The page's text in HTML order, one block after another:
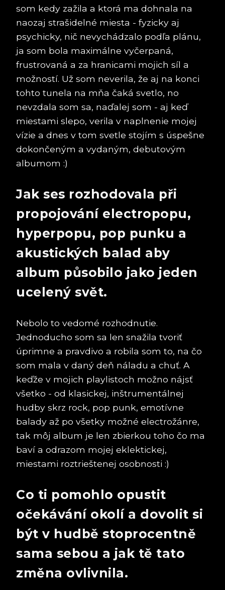
som kedy zažila a ktorá ma dohnala na
naozaj strašidelné miesta - fyzicky aj
psychicky, nič nevychádzalo podľa plánu,
ja som bola maximálne vyčerpaná,
frustrovaná a za hranicami mojich síl a
možností. Už som neverila, že aj na konci
tohto tunela na mňa čaká svetlo, no
nevzdala som sa, naďalej som - aj keď
miestami slepo, verila v naplnenie mojej
vízie a dnes v tom svetle stojím s úspešne
dokončeným a vydaným, debutovým
albumom :)
Jak ses rozhodovala při
propojování electropopu,
hyperpopu, pop punku a
akustických balad aby
album působilo jako jeden
ucelený svět.
Nebolo to vedomé rozhodnutie.
Jednoducho som sa len snažila tvoriť
úprimne a pravdivo a robila som to, na čo
som mala v daný deň náladu a chuť. A
keďže v mojich playlistoch možno nájsť
všetko - od klasickej, inštrumentálnej
hudby skrz rock, pop punk, emotívne
balady až po všetky možné electrožánre,
tak môj album je len zbierkou toho čo ma
baví a odrazom mojej eklektickej,
miestami roztrieštenej osobnosti :)
Co ti pomohlo opustit
očekávání okolí a dovolit si
být v hudbě stoprocentně
sama sebou a jak tě tato
změna ovlivnila.